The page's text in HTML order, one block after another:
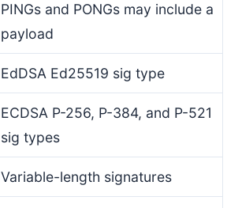
PINGs and PONGs may include a
payload
EdDSA Ed25519 sig type
ECDSA P-256, P-384, and P-521
sig types
Variable-length signatures